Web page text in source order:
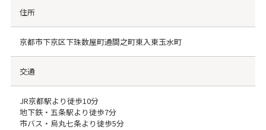
住所
京都市下京区下珠数屋町通間之町東入東玉水町
交通
JR京都駅より徒歩10分
地下鉄・五条駅より徒歩7分
市バス・烏丸七条より徒歩5分